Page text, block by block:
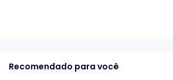
Recomendado para você